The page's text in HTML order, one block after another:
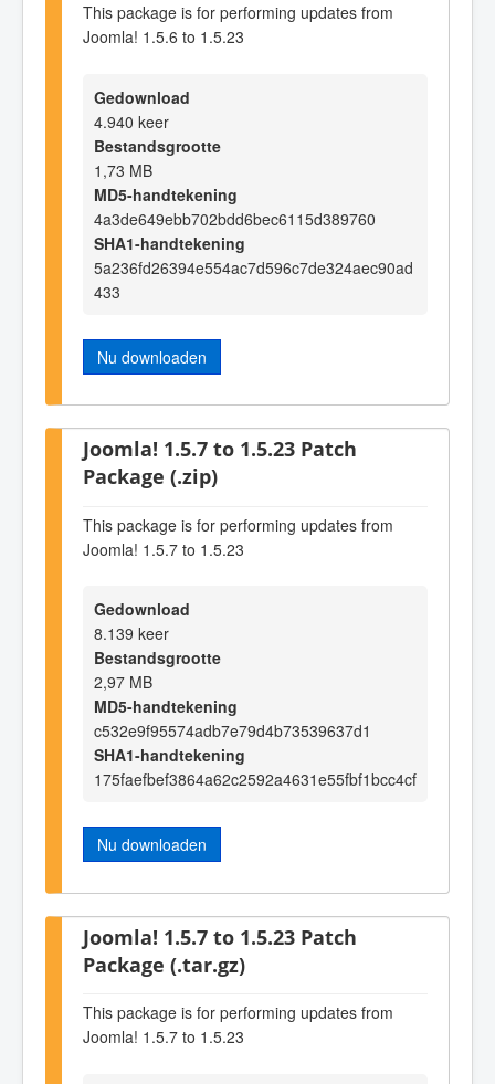
This package is for performing updates from
Joomla! 1.5.6 to 1.5.23
Gedownload
4.940 keer
Bestandsgrootte
1,73 MB
MD5-handtekening
4a3de649ebb702bdd6bec6115d389760
SHA1-handtekening
5a236fd26394e554ac7d596c7de324aec90ad
433
Nu downloaden
Joomla! 1.5.7 to 1.5.23 Patch
Package (.zip)
This package is for performing updates from
Joomla! 1.5.7 to 1.5.23
Gedownload
8.139 keer
Bestandsgrootte
2,97 MB
MD5-handtekening
c532e9f95574adb7e79d4b73539637d1
SHA1-handtekening
175faefbef3864a62c2592a4631e55fbf1bcc4cf
Nu downloaden
Joomla! 1.5.7 to 1.5.23 Patch
Package (.tar.gz)
This package is for performing updates from
Joomla! 1.5.7 to 1.5.23